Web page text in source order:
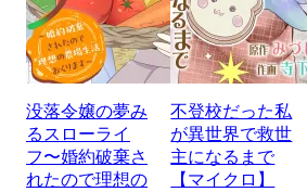
没落令嬢の夢み
るスローライ
フ〜婚約破棄さ
れたので理想の
不登校だった私
が異世界で救世
主になるまで
【マイクロ】